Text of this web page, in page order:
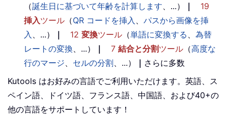
（誕生日に基づいて年齢を計算します、...） ｜
19
挿入ツール （QR コードを挿入 、 パスから画像を挿
入 、...） ｜ 12 変換ツール （単語に変換する 、 為替
レートの変換、...） ｜ 7 結合と分割ツール （高度な
行のマージ、 セルの分割、...） ｜ さらに多数
Kutools はお好みの言語でご利用いただけます。英語、ス
ペイン語、ドイツ語、フランス語、中国語、および40+の
他の言語をサポートしています！